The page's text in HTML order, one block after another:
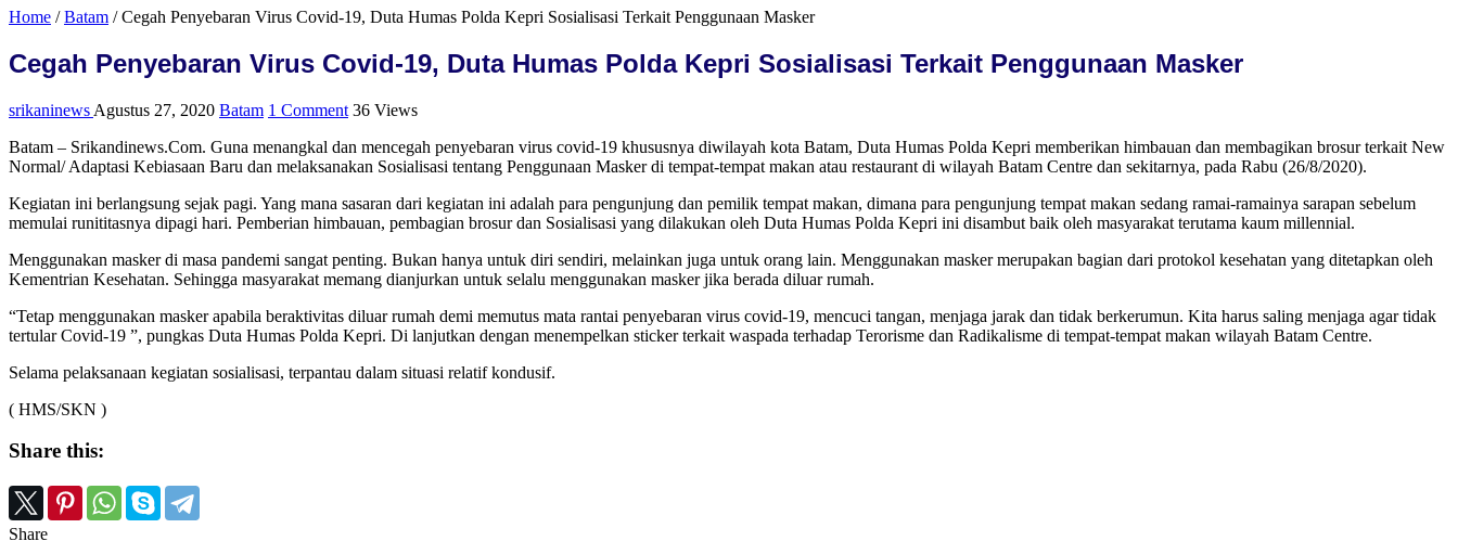
Home / Batam / Cegah Penyebaran Virus Covid-19, Duta Humas Polda Kepri Sosialisasi Terkait Penggunaan Masker
Cegah Penyebaran Virus Covid-19, Duta Humas Polda Kepri Sosialisasi Terkait Penggunaan Masker
srikaninews Agustus 27, 2020 Batam 1 Comment 36 Views
Batam – Srikandinews.Com. Guna menangkal dan mencegah penyebaran virus covid-19 khususnya diwilayah kota Batam, Duta Humas Polda Kepri memberikan himbauan dan membagikan brosur terkait New
Normal/ Adaptasi Kebiasaan Baru dan melaksanakan Sosialisasi tentang Penggunaan Masker di tempat-tempat makan atau restaurant di wilayah Batam Centre dan sekitarnya, pada Rabu (26/8/2020).
Kegiatan ini berlangsung sejak pagi. Yang mana sasaran dari kegiatan ini adalah para pengunjung dan pemilik tempat makan, dimana para pengunjung tempat makan sedang ramai-ramainya sarapan sebelum
memulai runititasnya dipagi hari. Pemberian himbauan, pembagian brosur dan Sosialisasi yang dilakukan oleh Duta Humas Polda Kepri ini disambut baik oleh masyarakat terutama kaum millennial.
Menggunakan masker di masa pandemi sangat penting. Bukan hanya untuk diri sendiri, melainkan juga untuk orang lain. Menggunakan masker merupakan bagian dari protokol kesehatan yang ditetapkan oleh
Kementrian Kesehatan. Sehingga masyarakat memang dianjurkan untuk selalu menggunakan masker jika berada diluar rumah.
“Tetap menggunakan masker apabila beraktivitas diluar rumah demi memutus mata rantai penyebaran virus covid-19, mencuci tangan, menjaga jarak dan tidak berkerumun. Kita harus saling menjaga agar tidak
tertular Covid-19 ”, pungkas Duta Humas Polda Kepri. Di lanjutkan dengan menempelkan sticker terkait waspada terhadap Terorisme dan Radikalisme di tempat-tempat makan wilayah Batam Centre.
Selama pelaksanaan kegiatan sosialisasi, terpantau dalam situasi relatif kondusif.
( HMS/SKN )
Share this:
Share